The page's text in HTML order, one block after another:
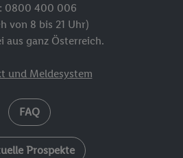
0800 400 006
von 8 bis 21 Uhr)
aus ganz Österreich.
und Meldesystem
FAQ
Prospekte